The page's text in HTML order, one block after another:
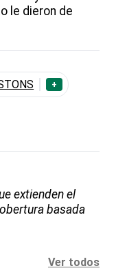
le dieron de
+
extienden el
basada
Ver todos